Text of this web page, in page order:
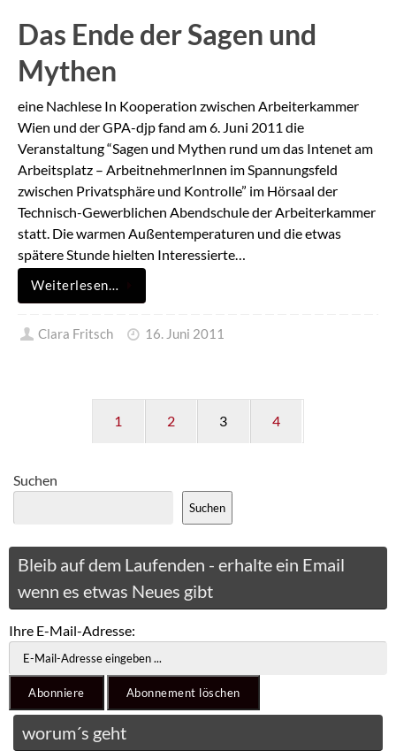
Das Ende der Sagen und
Mythen
eine Nachlese In Kooperation zwischen Arbeiterkammer
Wien und der GPA-djp fand am 6. Juni 2011 die
Veranstaltung “Sagen und Mythen rund um das Intenet am
Arbeitsplatz – ArbeitnehmerInnen im Spannungsfeld
zwischen Privatsphäre und Kontrolle” im Hörsaal der
Technisch-Gewerblichen Abendschule der Arbeiterkammer
statt. Die warmen Außentemperaturen und die etwas
spätere Stunde hielten Interessierte…
Weiterlesen…
Clara Fritsch 16. Juni 2011
1 2 3 4
Suchen
Suchen
Bleib auf dem Laufenden - erhalte ein Email
wenn es etwas Neues gibt
Ihre E-Mail-Adresse:
worum´s geht